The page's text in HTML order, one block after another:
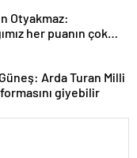
Otyakmaz:
her puanın çok
Arda Turan Milli
giyebilir